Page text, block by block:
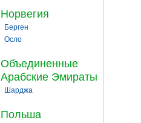
Норвегия
Берген
Осло
Объединенные
Арабские Эмираты
Шарджа
Польша